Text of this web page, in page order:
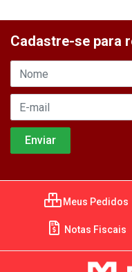
Cadastre-se para
Meus Pedidos
Notas Fiscais